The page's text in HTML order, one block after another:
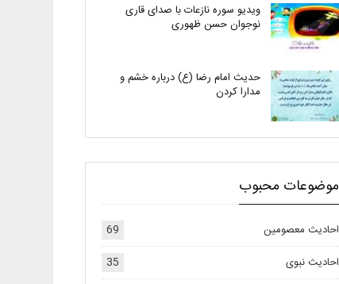
ویدیو سوره نازعات با صدای قاری
نوجوان حسن ظهوری
حدیث امام رضا (ع) درباره خشم و
مدارا کردن
موضوعات محبوب
احادیث معصومین
69
احادیث نبوی
35